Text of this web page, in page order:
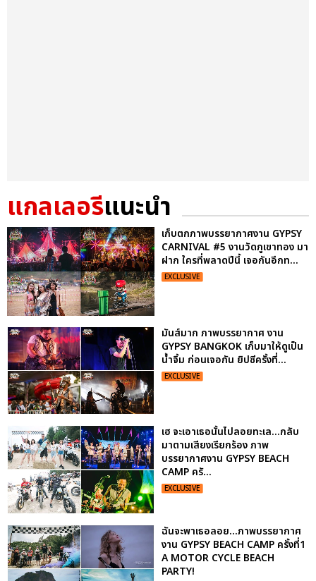
แกลเลอรีแนะนำ
เก็บตกภาพบรรยากาศงาน GYPSY
CARNIVAL #5 งานวัดภูเขาทอง มา
ฝาก ใครที่พลาดปีนี้ เจอกันอีกท...
EXCLUSIVE
มันส์มาก ภาพบรรยากาศ งาน
GYPSY BANGKOK เก็บมาให้ดูเป็น
น้ำจิ้ม ก่อนเจอกัน ยิปซีครั้งที่...
EXCLUSIVE
เฮ จะเอาเธอนั้นไปลอยทะเล...กลับ
มาตามเสียงเรียกร้อง ภาพ
บรรยากาศงาน GYPSY BEACH
CAMP ครั...
EXCLUSIVE
ฉันจะพาเธอลอย...ภาพบรรยากาศ
งาน GYPSY BEACH CAMP ครั้งที่1
A MOTOR CYCLE BEACH
PARTY!